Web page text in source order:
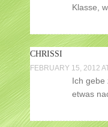
Klasse,
CHRISSI
FEBRUARY 15, 2012
Ich gebe
etwas